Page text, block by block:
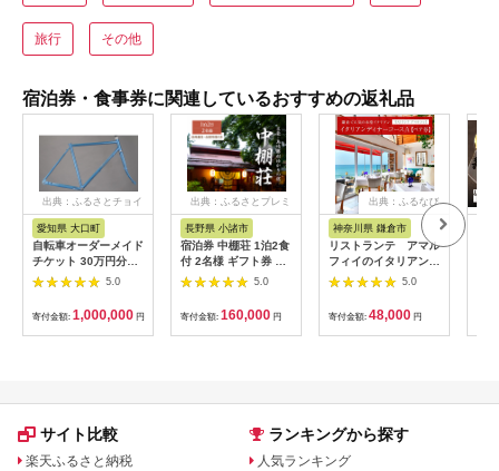
旅行 その他
宿泊券・食事券に関連しているおすすめの返礼品
出典：ふるさとチョイ
ス
愛知県 大口町
自転車オーダーメイド
チケット 30万円分
【1360365】
5.0
寄付金額: 1,000,000 円
出典：ふるさとプレミ
アム
長野県 小諸市
宿泊券 中棚荘 1泊2食
付 2名様 ギフト券 チ
ケット 券 宿泊 旅行
5.0
寄付金額: 160,000 円
出典：ふるなび
神奈川県 鎌倉市
リストランテ アマル
フィイのイタリアンデ
ィナーコースA ペア
5.0
寄付金額: 48,000 円
サイト比較
楽天ふるさと納税
ランキングから探す
人気ランキング